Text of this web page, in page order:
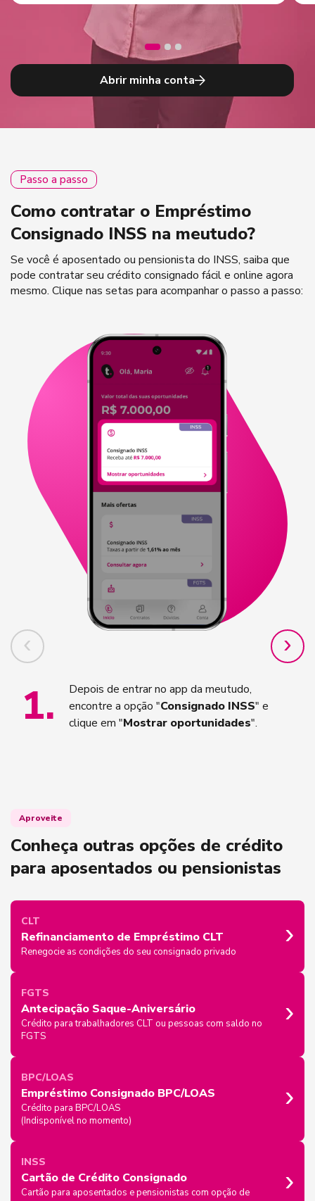
Abrir minha conta
Passo a passo
Como contratar o Empréstimo
Consignado INSS na meutudo?
Se você é aposentado ou pensionista do INSS, saiba que
pode contratar seu crédito consignado fácil e online agora
mesmo. Clique nas setas para acompanhar o passo a passo:
1.
Depois de entrar no app da meutudo,
encontre a opção "Consignado INSS" e
clique em "Mostrar oportunidades".
Aproveite
Conheça outras opções de crédito
para aposentados ou pensionistas
CLT
Refinanciamento de Empréstimo CLT
Renegocie as condições do seu consignado privado ›
FGTS
Antecipação Saque-Aniversário
Crédito para trabalhadores CLT ou pessoas com saldo no
FGTS
›
BPC/LOAS
Empréstimo Consignado BPC/LOAS
Crédito para BPC/LOAS
(Indisponível no momento)
›
INSS
Cartão de Crédito Consignado
Cartão para aposentados e pensionistas com opção de
›